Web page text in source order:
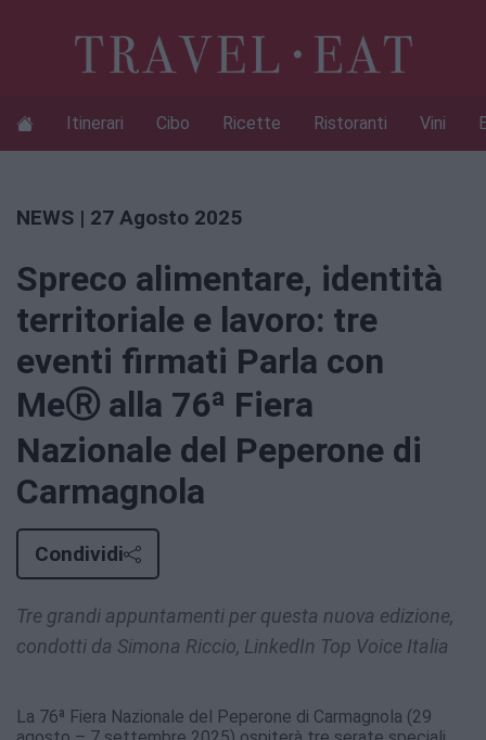
Itinerari Cibo Ricette Ristoranti Vini
NEWS | 27 Agosto 2025
Spreco alimentare, identità
territoriale e lavoro: tre
eventi firmati Parla con
MeⓇ alla 76ª Fiera
Nazionale del Peperone di
Carmagnola
Condividi
Tre grandi appuntamenti per questa nuova edizione,
condotti da Simona Riccio, LinkedIn Top Voice Italia
La 76ª Fiera Nazionale del Peperone di Carmagnola (29